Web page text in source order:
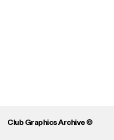
Club Graphics Archive ©